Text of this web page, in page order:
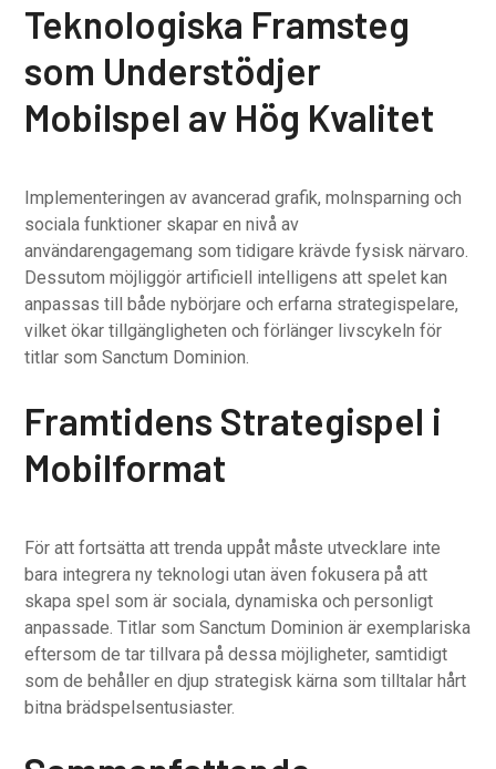
Teknologiska Framsteg
som Understödjer
Mobilspel av Hög Kvalitet
Implementeringen av avancerad grafik, molnsparning och
sociala funktioner skapar en nivå av
användarengagemang som tidigare krävde fysisk närvaro.
Dessutom möjliggör artificiell intelligens att spelet kan
anpassas till både nybörjare och erfarna strategispelare,
vilket ökar tillgängligheten och förlänger livscykeln för
titlar som Sanctum Dominion.
Framtidens Strategispel i
Mobilformat
För att fortsätta att trenda uppåt måste utvecklare inte
bara integrera ny teknologi utan även fokusera på att
skapa spel som är sociala, dynamiska och personligt
anpassade. Titlar som Sanctum Dominion är exemplariska
eftersom de tar tillvara på dessa möjligheter, samtidigt
som de behåller en djup strategisk kärna som tilltalar hårt
bitna brädspelsentusiaster.